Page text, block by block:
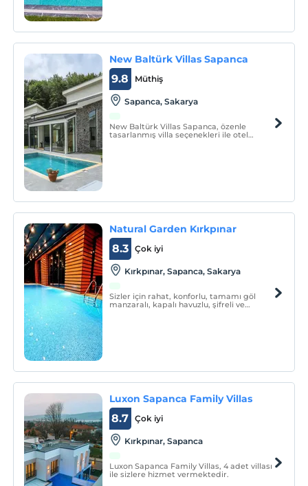
New Baltürk Villas Sapanca
Müthiş
9.8
Sapanca, Sakarya
New Baltürk Villas Sapanca, özenle
tasarlanmış villa seçenekleri ile otel
Natural Garden Kırkpınar
Çok iyi
8.3
Kırkpınar, Sapanca, Sakarya
Sizler için rahat, konforlu, tamamı göl
manzaralı, kapalı havuzlu, şifreli ve
Luxon Sapanca Family Villas
Çok iyi
8.7
Kırkpınar, Sapanca
Luxon Sapanca Family Villas, 4 adet villası
ile sizlere hizmet vermektedir.